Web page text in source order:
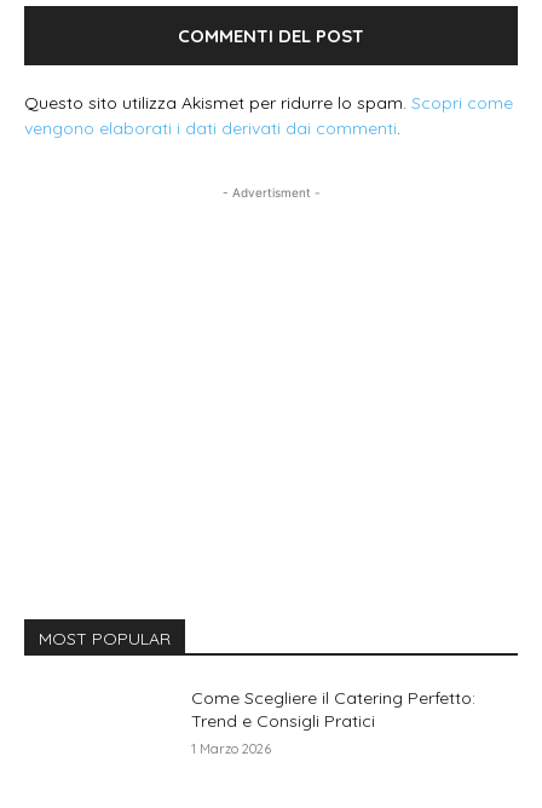
Questo sito utilizza Akismet per ridurre lo spam. Scopri come
vengono elaborati i dati derivati dai commenti.
- Advertisment -
MOST POPULAR
Come Scegliere il Catering Perfetto:
Trend e Consigli Pratici
1 Marzo 2026